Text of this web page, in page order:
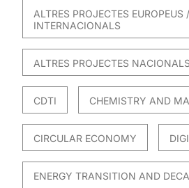
ALTRES PROJECTES EUROPEUS /
INTERNACIONALS
ALTRES PROJECTES NACIONALS
CDTI CHEMISTRY AND
CIRCULAR ECONOMY
ENERGY TRANSITION AND